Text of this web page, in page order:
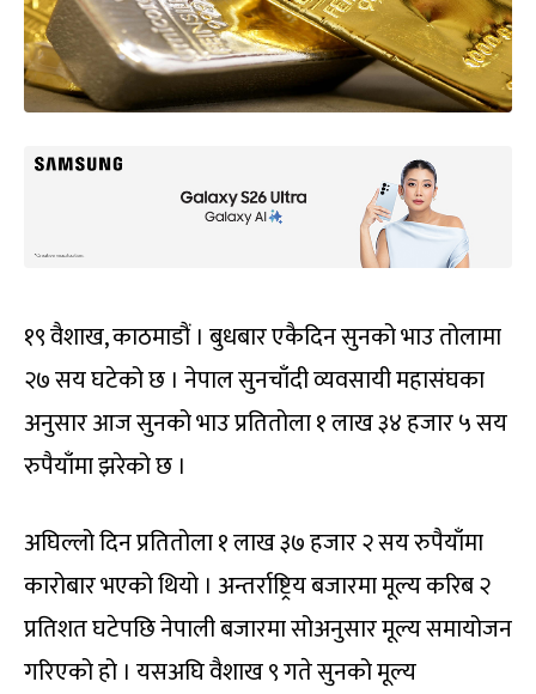
१९ वैशाख, काठमाडौं । बुधबार एकैदिन सुनको भाउ तोलामा
२७ सय घटेको छ । नेपाल सुनचाँदी व्यवसायी महासंघका
अनुसार आज सुनको भाउ प्रतितोला १ लाख ३४ हजार ५ सय
रुपैयाँमा झरेको छ ।
अघिल्लो दिन प्रतितोला १ लाख ३७ हजार २ सय रुपैयाँमा
कारोबार भएको थियो । अन्तर्राष्ट्रिय बजारमा मूल्य करिब २
प्रतिशत घटेपछि नेपाली बजारमा सोअनुसार मूल्य समायोजन
गरिएको हो । यसअघि वैशाख ९ गते सुनको मूल्य